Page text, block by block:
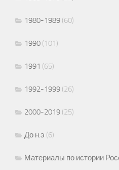
1980-1989 (60)
1990 (101)
1991 (65)
1992-1999 (26)
2000-2019 (25)
До н.э (6)
Материалы по истории